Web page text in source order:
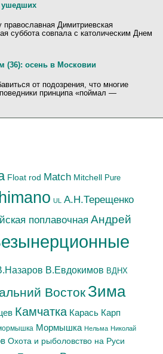
православная Димитриевская
суббота совпала с католическим Днем
(36): осень в Московии
от подозрения, что многие
принципа «поймал —
Float rod Match Mitchell Pure
UL А.H.Терещенко
поплавочная Андрей
В.Евдокимов ВДНХ
Восток Зима
Камчатка Карась Карп
Мормышка Нельма Николай
Охота и рыболовство на Руси